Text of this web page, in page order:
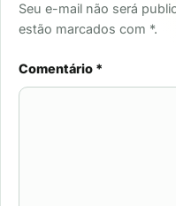
Seu e-mail não será
estão marcados com *.
Comentário *